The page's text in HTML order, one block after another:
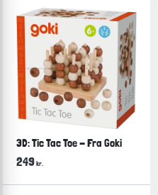
3D: Tic Tac Toe - Fra Goki
249 kr.